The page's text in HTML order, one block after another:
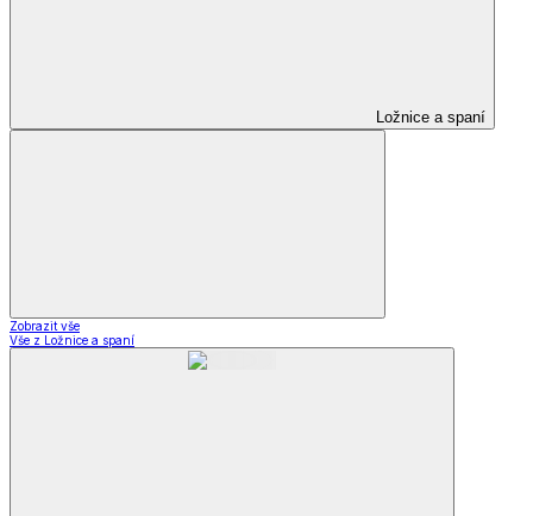
Ložnice a spaní
Zobrazit vše
Vše z Ložnice a spaní